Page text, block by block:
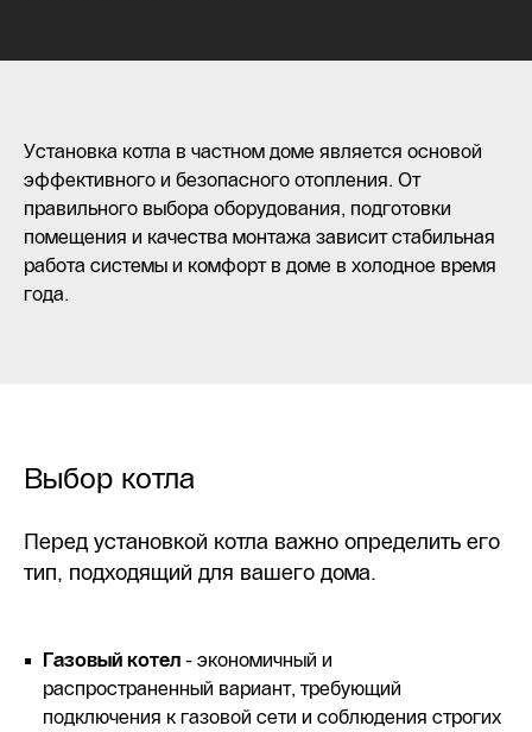
Установка котла в частном доме является основой
эффективного и безопасного отопления. От
правильного выбора оборудования, подготовки
помещения и качества монтажа зависит стабильная
работа системы и комфорт в доме в холодное время
года.
Выбор котла
Перед установкой котла важно определить его
тип, подходящий для вашего дома.
Газовый котел - экономичный и
распространенный вариант, требующий
подключения к газовой сети и соблюдения строгих